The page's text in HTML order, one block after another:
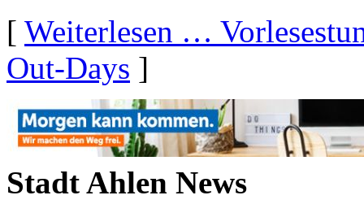
[ Weiterlesen …
Out-Days ]
Stadt Ahlen News